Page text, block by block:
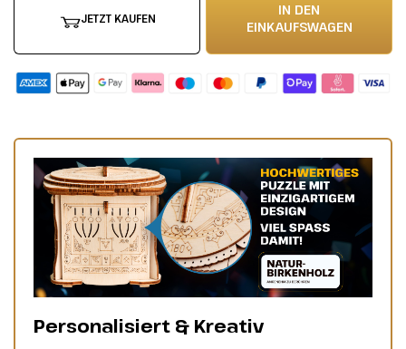
JETZT KAUFEN
IN DEN
EINKAUFSWAGEN
Personalisiert & Kreativ